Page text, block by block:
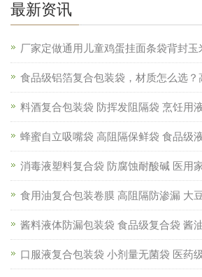
最新资讯
厂家定做通用儿童鸡蛋挂面条袋背封玉
食品级铝箔复合包装袋，材质怎么选？
料酒复合包装袋 防挥发阻隔袋 烹饪用
蜂蜜自立吸嘴袋 高阻隔保鲜袋 食品级
消毒液塑料复合袋 防腐蚀耐酸碱 医用
食用油复合包装卷膜 高阻隔防渗漏 大
酱料液体防漏包装袋 食品级复合袋 酱
口服液复合包装袋 小剂量无菌袋 医药